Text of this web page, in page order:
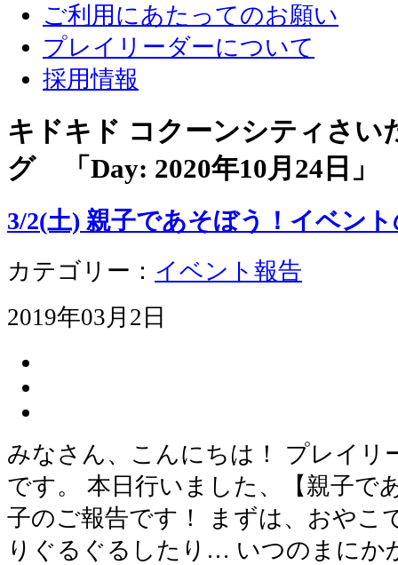
ご利用にあたってのお願い
プレイリーダーについて
採用情報
キドキド コクーンシティさい
グ 「Day: 2020年10月24日 」
3/2(土) 親子であそぼう！イベン
カテゴリー： イベント報告
2019年03月2日
みなさん、こんにちは！ プレイリ
です。 本日行いました、【親子で
子のご報告です！ まずは、おやこ
りぐるぐるしたり… いつのまに